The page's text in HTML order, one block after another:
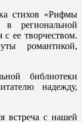
стихов «Рифмы
региональной
ее творчеством.
романтикой,
библиотеки
надежду,
встреча с нашей